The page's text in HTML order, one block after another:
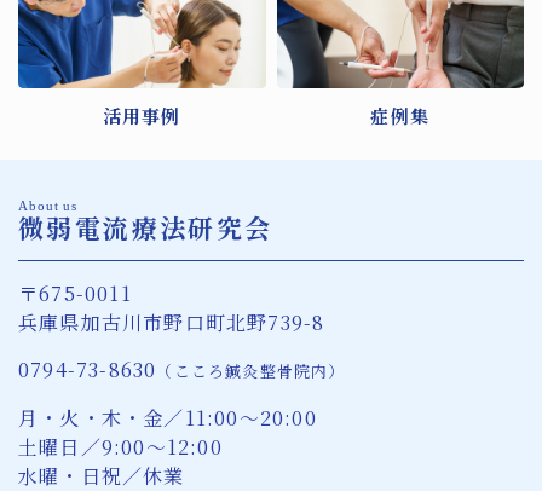
活用事例 症例集
About us
微弱電流療法研究会
〒675-0011
兵庫県加古川市野口町北野739-8
0794-73-8630 （こころ鍼灸整骨院内）
月・火・木・金／11:00〜20:00
土曜日／9:00〜12:00
水曜・日祝／休業